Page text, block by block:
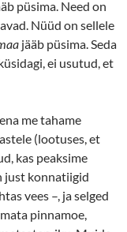
püsima. Need on
Nüüd on sellele
jääb püsima. Seda
ei usutud, et
me tahame
(lootuses, et
kas peaksime
just konnatiigid
vees –, ja selged
pinnamoe,